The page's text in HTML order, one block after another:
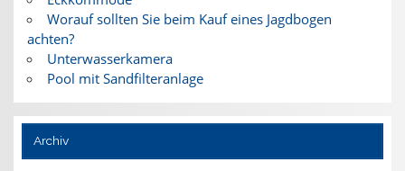
Worauf sollten Sie beim Kauf eines Jagdbogen
achten?
Unterwasserkamera
Pool mit Sandfilteranlage
Archiv